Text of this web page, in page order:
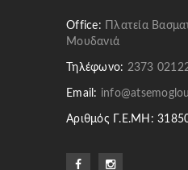
Office:
Πλατεία
Μουδανιά
Τηλέφωνο: 2373
Email:
Αριθμός Γ.Ε.ΜΗ: